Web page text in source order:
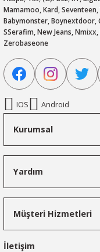
Mamamoo, Kard, Seventeen,
Babymonster, Boynextdoor,
SSerafim, New Jeans,
Zerobaseone
IOS Android
Kurumsal
Yardım
Müşteri Hizmetleri
İletişim